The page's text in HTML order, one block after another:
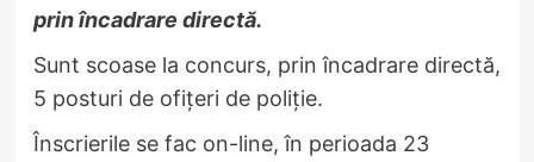
prin încadrare directă.
Sunt scoase la concurs, prin încadrare directă,
5 posturi de ofițeri de poliție.
Înscrierile se fac on-line, în perioada 23